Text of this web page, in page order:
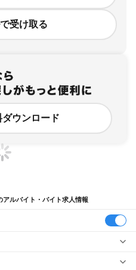
受け取る
ウンロード
ルバイト・バイト求人情報